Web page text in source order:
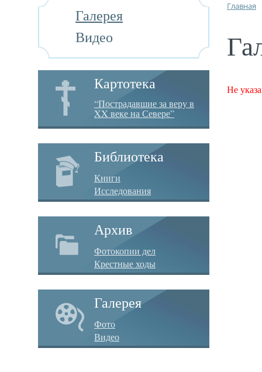
Галерея
Видео
Картотека
“Пострадавшие за веру в
XX веке на Севере”
Библиотека
Книги
Исследования
Архив
Фотокопии дел
Крестные ходы
Галерея
Фото
Видео
Главная
Не